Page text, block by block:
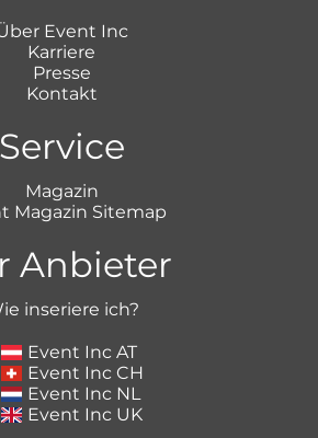
Event Inc
Karriere
Presse
Kontakt
Service
Magazin
Magazin Sitemap
Anbieter
inseriere ich?
Event Inc AT
Event Inc CH
Event Inc NL
Event Inc UK